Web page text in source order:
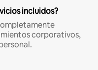
incluidos?
corporativos,